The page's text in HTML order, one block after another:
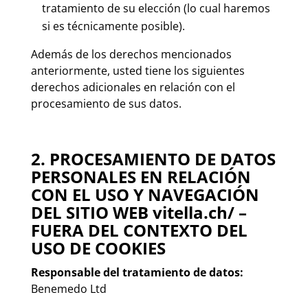
tratamiento de su elección (lo cual haremos
si es técnicamente posible).
Además de los derechos mencionados
anteriormente, usted tiene los siguientes
derechos adicionales en relación con el
procesamiento de sus datos.
2. PROCESAMIENTO DE DATOS
PERSONALES EN RELACIÓN
CON EL USO Y NAVEGACIÓN
DEL SITIO WEB vitella.ch/ –
FUERA DEL CONTEXTO DEL
USO DE COOKIES
Responsable del tratamiento de datos:
Benemedo Ltd